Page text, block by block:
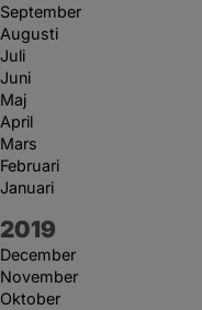
September
Augusti
Juli
Juni
Maj
April
Mars
Februari
Januari
År:
2019
December
November
Oktober